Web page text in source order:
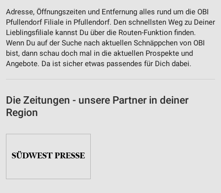
Adresse, Öffnungszeiten und Entfernung alles rund um die OBI
Pfullendorf Filiale in Pfullendorf. Den schnellsten Weg zu Deiner
Lieblingsfiliale kannst Du über die Routen-Funktion finden.
Wenn Du auf der Suche nach aktuellen Schnäppchen von OBI
bist, dann schau doch mal in die aktuellen Prospekte und
Angebote. Da ist sicher etwas passendes für Dich dabei.
Die Zeitungen - unsere Partner in deiner
Region